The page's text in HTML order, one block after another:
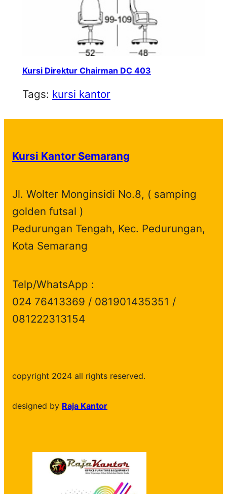
Kursi Direktur Chairman DC 403
Tags: kursi kantor
Kursi Kantor Semarang
Jl. Wolter Monginsidi No.8, ( samping
golden futsal )
Pedurungan Tengah, Kec. Pedurungan,
Kota Semarang
Telp/WhatsApp :
024 76413369 / 081901435351 /
081222313154
copyright 2024 all rights reserved.
designed by Raja Kantor